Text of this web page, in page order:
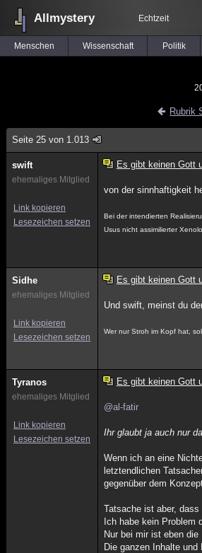
Allmystery Echtzeit
Menschen Wissenschaft Politik
Rubrik
Seite 25 von 1.013
swift
ehemaliges Mitglied
Link kopieren
Lesezeichen setzen
Es gibt keinen Gott
von der sinnhaftigkeit
Bei der intendierten
Usus nicht assimilierter
Sidhe
ehemaliges Mitglied
Link kopieren
Lesezeichen setzen
Es gibt keinen Gott
Und swift, meinst du
Wer nur Stroh im Kopf hat,
Tyranos
ehemaliges Mitglied
Link kopieren
Lesezeichen setzen
Es gibt keinen Gott
@al-fatir
Ihr glaubt ja auch nur
Wenn ich an eine
letztendlichen
gegenüber dem
Tatsache ist aber,
Ich habe kein Problem
Nur bei mir ist eben
Die ganzen Inhalte